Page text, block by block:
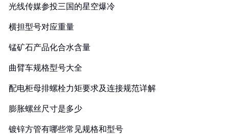
光线传媒参投三国的星空爆冷
横担型号对应重量
锰矿石产品化合水含量
曲臂车规格型号大全
配电柜母排螺栓力矩要求及连接规范详解
膨胀螺丝尺寸是多少
镀锌方管有哪些常见规格和型号